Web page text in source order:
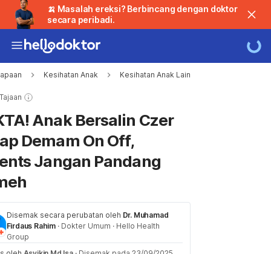
🍌 Masalah ereksi? Berbincang dengan doktor
secara peribadi.
Kesihatan Anak Kesihatan Anak Lain
Anak Bersalin Czer
Demam On Off,
Jangan Pandang
Disemak secara perubatan oleh Dr. Muhamad
Firdaus Rahim · Dokter Umum · Hello Health
Group